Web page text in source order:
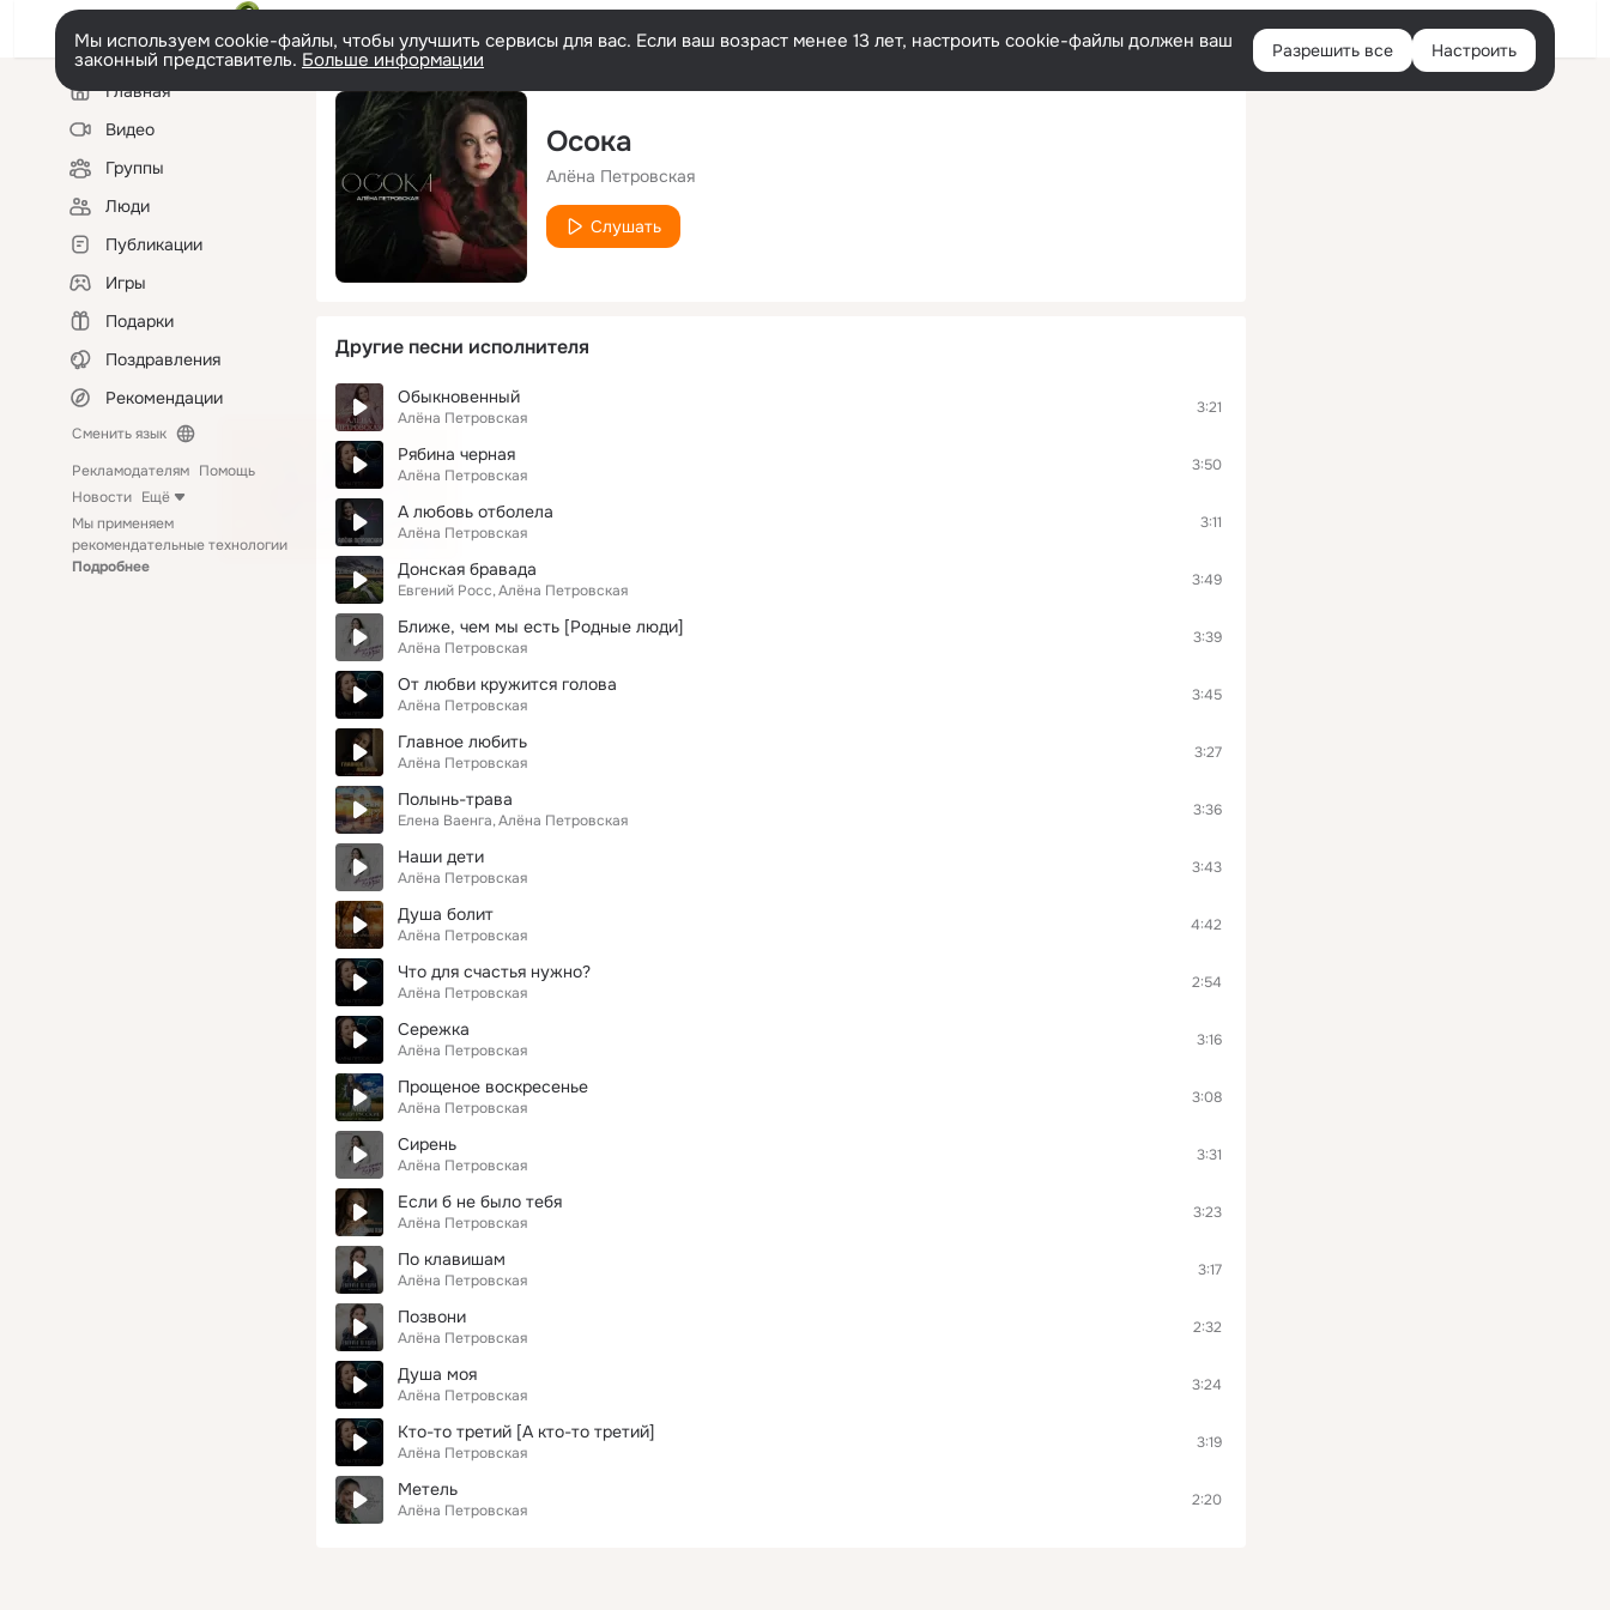
Войти
Мы используем cookie-файлы, чтобы улучшить сервисы для вас. Если ваш возраст менее 13 лет, настроить cookie-файлы должен ваш
законный представитель. Больше информации Разрешить все Настроить
Левая
колонкаГлавная
Видео
Группы
Люди
Публикации
Игры
Подарки
Поздравления
Рекомендации
Сменить язык
Рекламодателям Помощь
Новости Ещё
Мы применяем
рекомендательные технологии
Подробнее
Осока
Алёна Петровская
Слушать
Другие песни исполнителя
Обыкновенный
Алёна Петровская
3:21
Рябина черная
Алёна Петровская
3:50
А любовь отболела
Алёна Петровская
3:11
Донская бравада
Евгений Росс Алёна Петровская
3:49
Ближе, чем мы есть [Родные люди]
Алёна Петровская
3:39
От любви кружится голова
Алёна Петровская
3:45
Главное любить
Алёна Петровская
3:27
Полынь-трава
Елена Ваенга Алёна Петровская
3:36
Наши дети
Алёна Петровская
3:43
Душа болит
Алёна Петровская
4:42
Что для счастья нужно?
Алёна Петровская
2:54
Сережка
Алёна Петровская
3:16
Прощеное воскресенье
Алёна Петровская
3:08
Сирень
Алёна Петровская
3:31
Если б не было тебя
Алёна Петровская
3:23
По клавишам
Алёна Петровская
3:17
Позвони
Алёна Петровская
2:32
Душа моя
Алёна Петровская
3:24
Кто-то третий [А кто-то третий]
Алёна Петровская
3:19
Метель
Алёна Петровская
2:20